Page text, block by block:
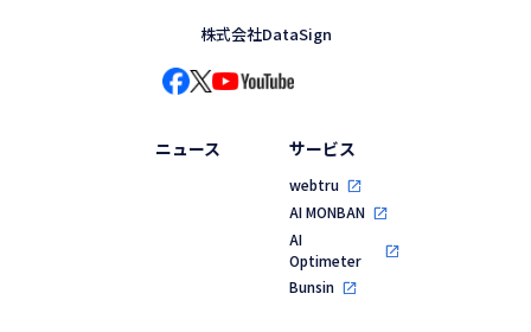
株式会社DataSign
ニュース サービス
webtru
AI MONBAN
AI
Optimeter
Bunsin